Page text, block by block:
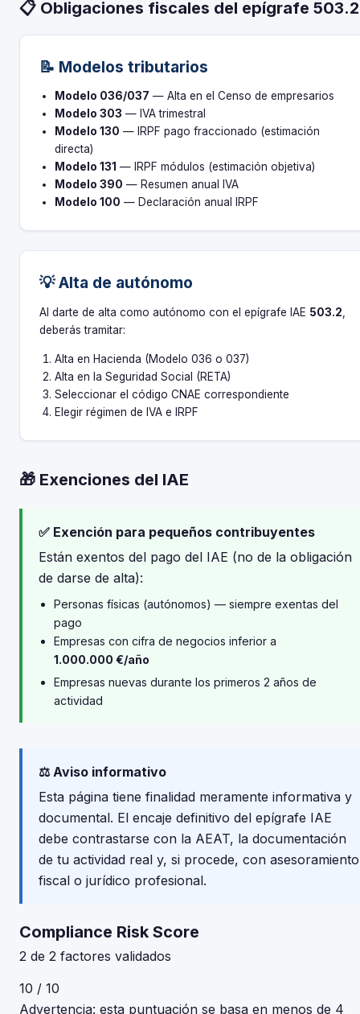
📋 Obligaciones fiscales del epígrafe 503.2
📝 Modelos tributarios
Modelo 036/037 — Alta en el Censo de empresarios
Modelo 303 — IVA trimestral
Modelo 130 — IRPF pago fraccionado (estimación
directa)
Modelo 131 — IRPF módulos (estimación objetiva)
Modelo 390 — Resumen anual IVA
Modelo 100 — Declaración anual IRPF
💡 Alta de autónomo
Al darte de alta como autónomo con el epígrafe IAE 503.2
deberás tramitar:
Alta en Hacienda (Modelo 036 o 037)
Alta en la Seguridad Social (RETA)
Seleccionar el código CNAE correspondiente
Elegir régimen de IVA e IRPF
🎁 Exenciones del IAE
✅ Exención para pequeños contribuyentes
Están exentos del pago del IAE (no de la obligación
de darse de alta):
Personas físicas (autónomos) — siempre exentas del
pago
Empresas con cifra de negocios inferior a
1.000.000 €/año
Empresas nuevas durante los primeros 2 años de
actividad
⚖️ Aviso informativo
Esta página tiene finalidad meramente informativa y
documental. El encaje definitivo del epígrafe IAE
debe contrastarse con la AEAT, la documentación
de tu actividad real y, si procede, con asesoramiento
fiscal o jurídico profesional.
Compliance Risk Score
2 de 2 factores validados
10 / 10
Advertencia: esta puntuación se basa en menos de 4